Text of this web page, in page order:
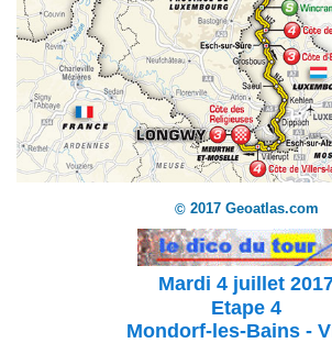
©2017 Geoatlas.com
Mardi 4 juillet
Etape 4
Mondorf-les-Bains -